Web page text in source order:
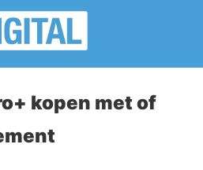
kopen met of